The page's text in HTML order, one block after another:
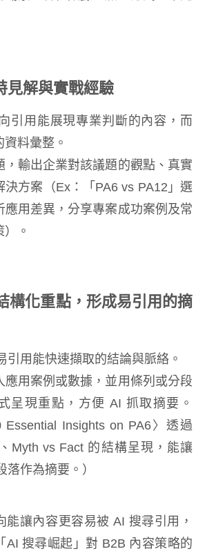
見解與實戰經驗
引用能展現專業判斷的內容，而
料彙整。
，輸出企業對該議題的觀點、真實
決方案（Ex：「PA6 vs PA12」選
應用差異，分享專案成功案例及常
。
構化重點，形成易引用的摘
引用能快速擷取的結論與脈絡。
應用案例或數據，並用條列或分段
呈現重點，方便 AI 抓取摘要。
Essential Insights on PA6〉透過
Myth vs Fact 的結構呈現，能讓
落作為摘要。）
能讓內容更容易被 AI 搜尋引用，
AI 搜尋崛起」對 B2B 內容策略的